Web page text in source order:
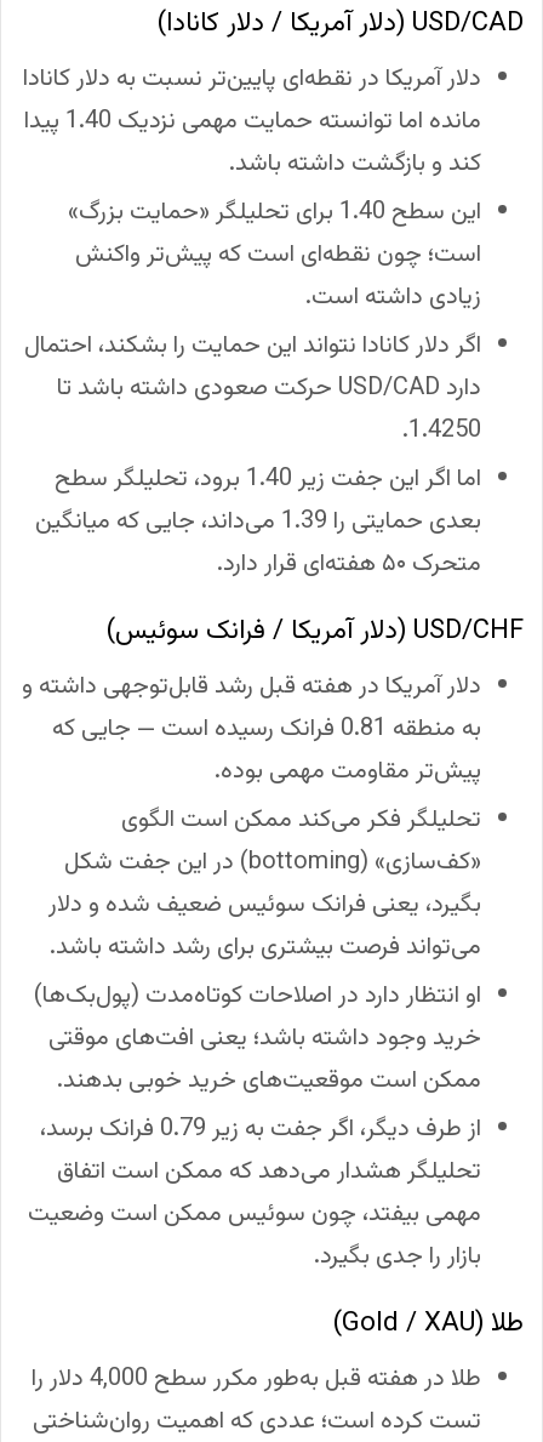
USD/CAD (دلار آمریکا / دلار کانادا)
دلار آمریکا در نقطه‌ای پایین‌تر نسبت به دلار کانادا
مانده اما توانسته حمایت مهمی نزدیک 1.40 پیدا
کند و بازگشت داشته باشد.
این سطح 1.40 برای تحلیلگر «حمایت بزرگ»
است؛ چون نقطه‌ای است که پیش‌تر واکنش
زیادی داشته است.
اگر دلار کانادا نتواند این حمایت را بشکند، احتمال
دارد USD/CAD حرکت صعودی داشته باشد تا
1.4250.
اما اگر این جفت زیر 1.40 برود، تحلیلگر سطح
بعدی حمایتی را 1.39 می‌داند، جایی که میانگین
متحرک ۵۰ هفته‌ای قرار دارد.
USD/CHF (دلار آمریکا / فرانک سوئیس)
دلار آمریکا در هفته قبل رشد قابل‌توجهی داشته و
به منطقه 0.81 فرانک رسیده است — جایی که
پیش‌تر مقاومت مهمی بوده.
تحلیلگر فکر می‌کند ممکن است الگوی
«کف‌سازی» (bottoming) در این جفت شکل
بگیرد، یعنی فرانک سوئیس ضعیف شده و دلار
می‌تواند فرصت بیشتری برای رشد داشته باشد.
او انتظار دارد در اصلاحات کوتاه‌مدت (پول‌بک‌ها)
خرید وجود داشته باشد؛ یعنی افت‌های موقتی
ممکن است موقعیت‌های خرید خوبی بدهند.
از طرف دیگر، اگر جفت به زیر 0.79 فرانک برسد،
تحلیلگر هشدار می‌دهد که ممکن است اتفاق
مهمی بیفتد، چون سوئیس ممکن است وضعیت
بازار را جدی بگیرد.
طلا (Gold / XAU)
طلا در هفته قبل به‌طور مکرر سطح 4,000 دلار را
تست کرده است؛ عددی که اهمیت روان‌شناختی